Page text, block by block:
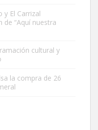
hace menos de un mes,
y El Carrizal
de “Aquí nuestra
cultural y
la compra de 26